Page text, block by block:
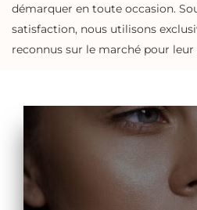
démarquer en toute occasion.
satisfaction, nous utilisons
reconnus sur le marché pour leur